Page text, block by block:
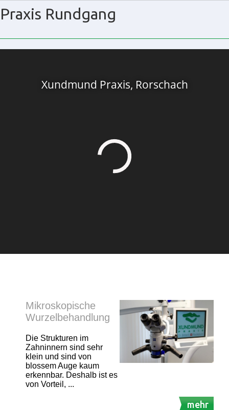
Praxis Rundgang
Mikroskopische
Wurzelbehandlung
Die Strukturen im
Zahninnern sind sehr
klein und sind von
blossem Auge kaum
erkennbar. Deshalb ist es
von Vorteil, ...
mehr